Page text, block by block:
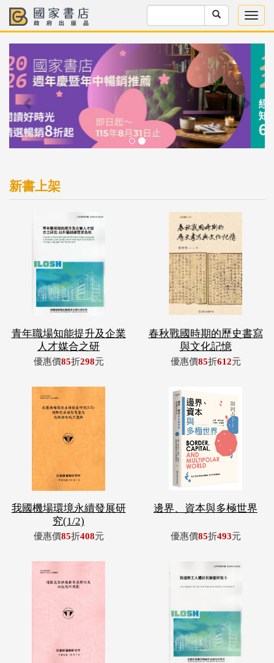
新書上架
青年職場知能提升及企業
人才媒合之研
優惠價85折298元
春秋戰國時期的歷史書寫
與文化記憶
優惠價85折612元
我國機場環境永續發展研
究(1/2)
優惠價85折408元
邊界、資本與多極世界
優惠價85折493元